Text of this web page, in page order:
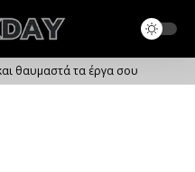
θαυμαστά τα έργα σου